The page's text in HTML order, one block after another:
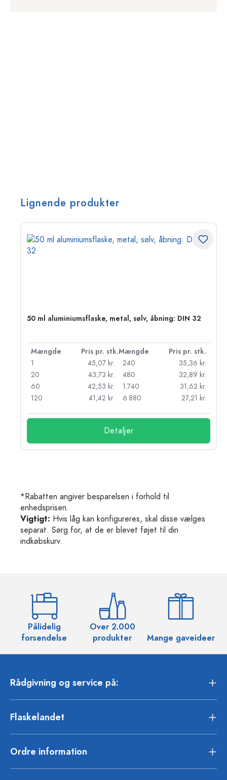
Lignende produkter
50 ml aluminiumsflaske, metal, sølv, åbning: DIN 32
Mængde Pris pr. stk.Mængde
Pris pr. stk.
1
45,07 kr.
20
43,73 kr.
60
42,53 kr.
120
41,42 kr.
240
35,36 kr.
480
32,89 kr.
1.740
31,62 kr.
6.880
27,21 kr.
Detaljer
*Rabatten angiver besparelsen i forhold til
enhedsprisen.
Vigtigt: Hvis låg kan konfigureres, skal disse vælges
separat. Sørg for, at de er blevet føjet til din
indkøbskurv.
Pålidelig
forsendelse
Over 2.000
produkter
Mange gaveideer
Rådgivning og service på:
Flaskelandet
Ordre information